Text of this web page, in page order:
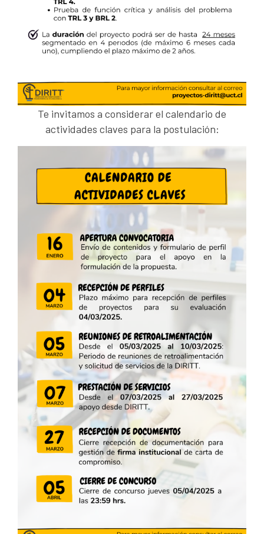
Te invitamos a considerar el calendario de
actividades claves para la postulación: